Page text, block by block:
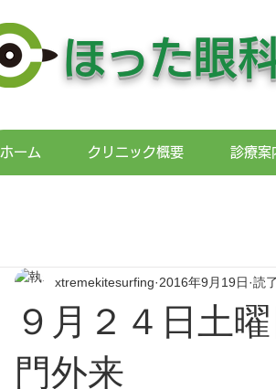
ほった眼
ホーム クリニック概要 診療案
９月２４日土
門外来
xtremekitesurfing 2016年9月19日 読